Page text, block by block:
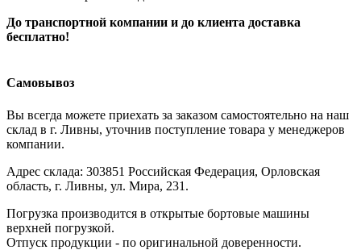
До транспортной компании и до клиента доставка
бесплатно!
Самовывоз
Вы всегда можете приехать за заказом самостоятельно на наш
склад в г. Ливны, уточнив поступление товара у менеджеров
компании.
Адрес склада: 303851 Российская Федерация, Орловская
область, г. Ливны, ул. Мира, 231.
Погрузка производится в открытые бортовые машины
верхней погрузкой.
Отпуск продукции - по оригинальной доверенности.